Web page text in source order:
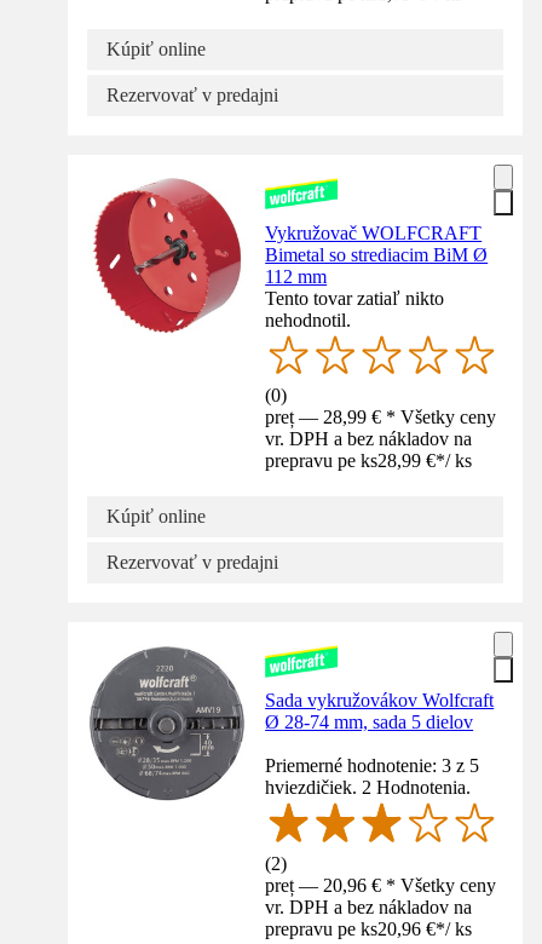
Kúpiť online
Rezervovať v predajni
Vykružovač WOLFCRAFT
Bimetal so strediacim BiM Ø
112 mm
Tento tovar zatiaľ nikto
nehodnotil.
(0)
preț — 28,99 € * Všetky ceny
vr. DPH a bez nákladov na
prepravu pe ks28,99 €*/ ks
Kúpiť online
Rezervovať v predajni
Sada vykružovákov Wolfcraft
Ø 28-74 mm, sada 5 dielov
Priemerné hodnotenie: 3 z 5
hviezdičiek. 2 Hodnotenia.
(2)
preț — 20,96 € * Všetky ceny
vr. DPH a bez nákladov na
prepravu pe ks20,96 €*/ ks